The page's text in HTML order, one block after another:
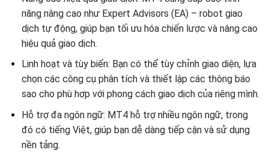
năng nâng cao như Expert Advisors (EA) – robot giao
dịch tự động, giúp bạn tối ưu hóa chiến lược và nâng cao
hiệu quả giao dịch.
Linh hoạt và tùy biến: Bạn có thể tùy chỉnh giao diện, lựa
chọn các công cụ phân tích và thiết lập các thông báo
sao cho phù hợp với phong cách giao dịch của riêng mình.
Hỗ trợ đa ngôn ngữ: MT4 hỗ trợ nhiều ngôn ngữ, trong
đó có tiếng Việt, giúp bạn dễ dàng tiếp cận và sử dụng
nền tảng.